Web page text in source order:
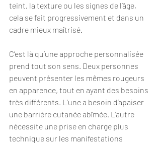
teint, la texture ou les signes de l’âge,
cela se fait progressivement et dans un
cadre mieux maîtrisé.
C’est là qu’une approche personnalisée
prend tout son sens. Deux personnes
peuvent présenter les mêmes rougeurs
en apparence, tout en ayant des besoins
très différents. L’une a besoin d’apaiser
une barrière cutanée abîmée. L’autre
nécessite une prise en charge plus
technique sur les manifestations